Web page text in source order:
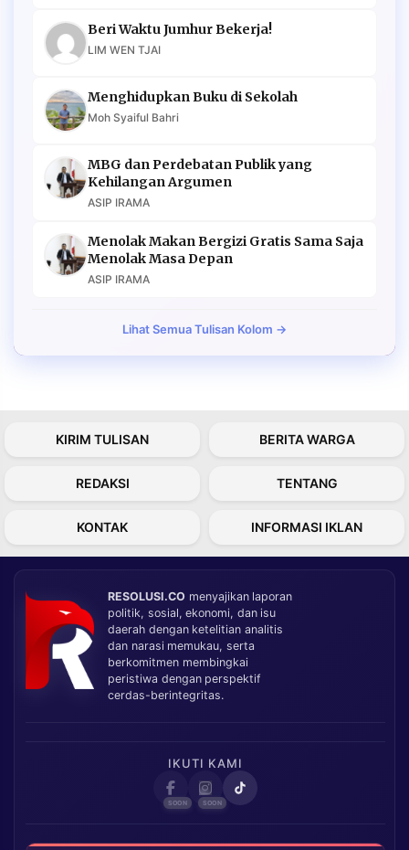
Beri Waktu Jumhur Bekerja!
LIM WEN TJAI
Menghidupkan Buku di Sekolah
Moh Syaiful Bahri
MBG dan Perdebatan Publik yang
Kehilangan Argumen
ASIP IRAMA
Menolak Makan Bergizi Gratis Sama Saja
Menolak Masa Depan
ASIP IRAMA
Lihat Semua Tulisan Kolom →
KIRIM TULISAN BERITA WARGA
REDAKSI TENTANG
KONTAK INFORMASI IKLAN
RESOLUSI.CO menyajikan laporan
politik, sosial, ekonomi, dan isu
daerah dengan ketelitian analitis
dan narasi memukau, serta
berkomitmen membingkai
peristiwa dengan perspektif
cerdas-berintegritas.
IKUTI KAMI